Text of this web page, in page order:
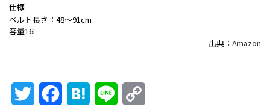
仕様
ベルト長さ：48～91cm
容量16L
出典： Amazon
Twitter FacebookHatena Line